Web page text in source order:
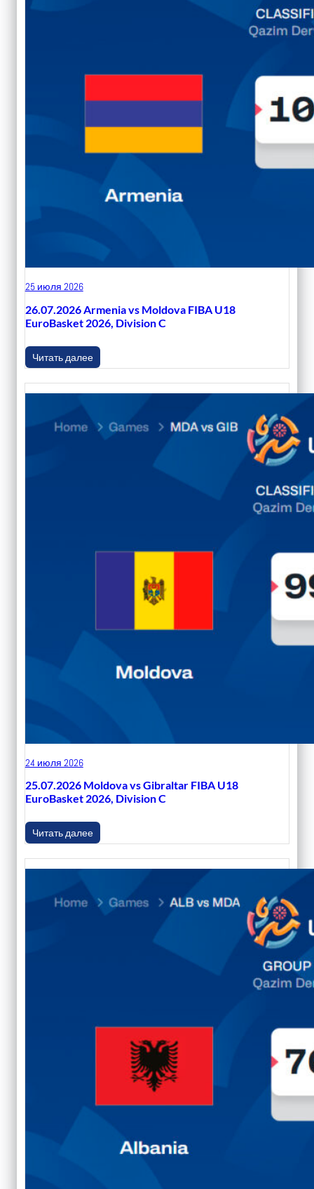
25 июля 2026
26.07.2026 Armenia vs Moldova FIBA U18
EuroBasket 2026, Division C
Читать далее
24 июля 2026
25.07.2026 Moldova vs Gibraltar FIBA U18
EuroBasket 2026, Division C
Читать далее